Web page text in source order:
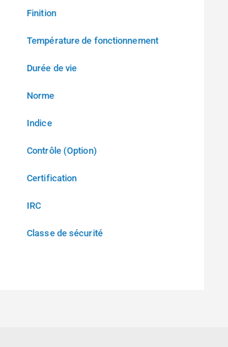
Finition
Température de fonctionnement
Durée de vie
Norme
Indice
Contrôle (Option)
Certification
IRC
Classe de sécurité